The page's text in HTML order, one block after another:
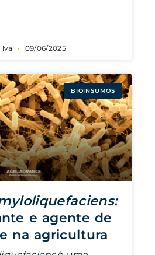
09/06/2025
BIOINSUMOS
e agente de
na agricultura